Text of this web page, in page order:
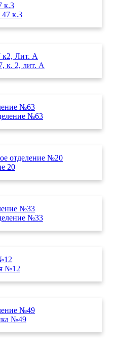
к.3
Лит. А
№63
отделение №20
№33
№49